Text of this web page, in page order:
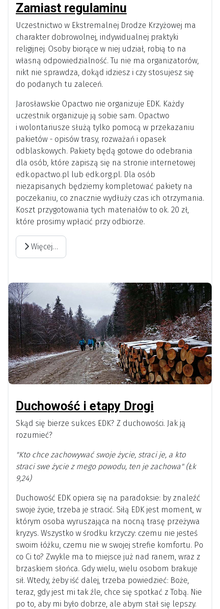
Zamiast regulaminu
Uczestnictwo w Ekstremalnej Drodze Krzyżowej ma
charakter dobrowolnej, indywidualnej praktyki
religijnej. Osoby biorące w niej udział, robią to na
własną odpowiedzialność. Tu nie ma organizatorów,
nikt nie sprawdza, dokąd idziesz i czy stosujesz się
do podanych tu zaleceń.
Jarosławskie Opactwo nie organizuje EDK. Każdy
uczestnik organizuje ją sobie sam. Opactwo
i wolontariusze służą tylko pomocą w przekazaniu
pakietów - opisów trasy, rozważań i opasek
odblaskowych. Pakiety będą gotowe do odebrania
dla osób, które zapiszą się na stronie internetowej
edk.opactwo.pl lub edk.org.pl. Dla osób
niezapisanych będziemy kompletować pakiety na
poczekaniu, co znacznie wydłuży czas ich otrzymania.
Koszt przygotowania tych materiałów to ok. 20 zł,
które prosimy wpłacić przy odbiorze.
Więcej…
Duchowość i etapy Drogi
Skąd się bierze sukces EDK? Z duchowości. Jak ją
rozumieć?
"Kto chce zachowywać swoje życie, straci je, a kto
straci swe życie z mego powodu, ten je zachowa" (Łk
9,24)
Duchowość EDK opiera się na paradoksie: by znaleźć
swoje życie, trzeba je stracić. Siłą EDK jest moment, w
którym osoba wyruszająca na nocną trasę przeżywa
kryzys. Wszystko w środku krzyczy: czemu nie jesteś
swoim łóżku, czemu nie w swojej strefie komfortu. Po
co Ci to? Zwykle ma to miejsce już nad ranem, wraz z
brzaskiem słońca. Gdy wielu, wielu osobom brakuje
sił. Wtedy, żeby iść dalej, trzeba powiedzieć: Boże,
teraz, gdy jest mi tak źle, chce się spotkać z Tobą. Nie
po to, aby mi było dobrze, ale abym stał się lepszy.